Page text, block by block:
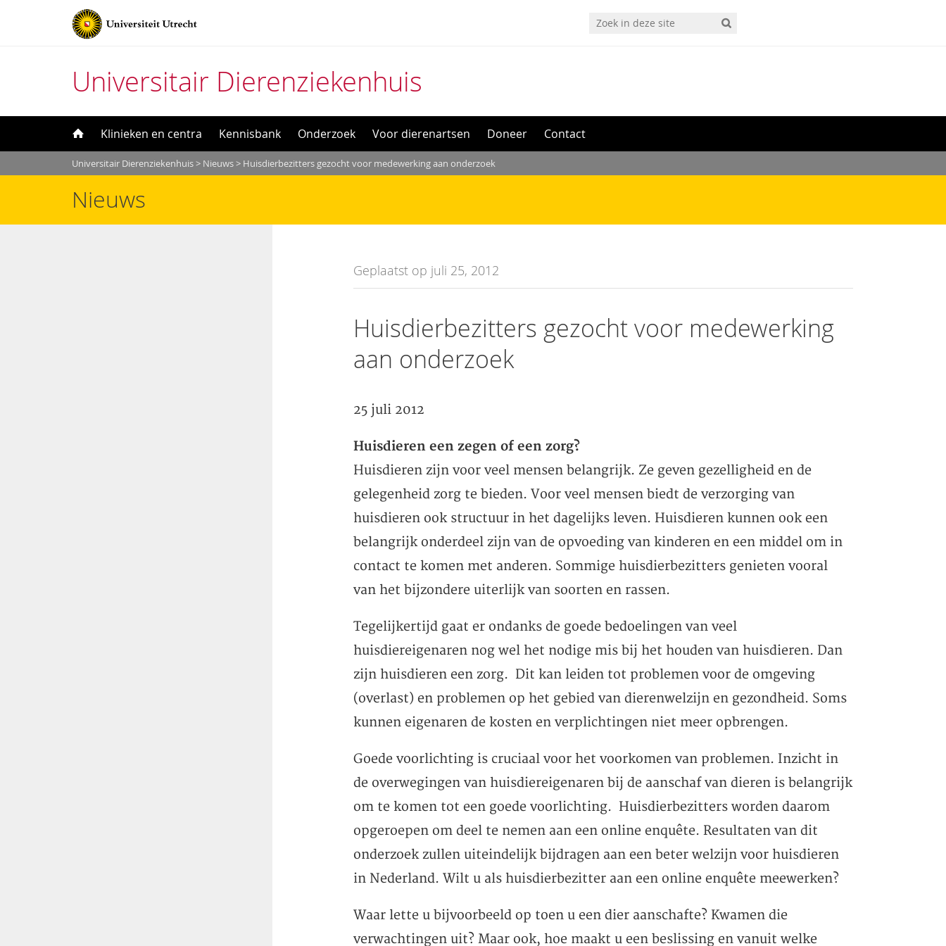
Universitair Dierenziekenhuis
naar
het
Klinieken en centra Kennisbank Onderzoek Voor dierenartsen Doneer Contact
Universitair Dierenziekenhuis> Nieuws> Huisdierbezitters gezocht voor medewerking aan onderzoek
Nieuws
Geplaatst op juli 25, 2012
Huisdierbezitters gezocht voor medewerking
aan onderzoek
25 juli 2012
Huisdieren een zegen of een zorg?
Huisdieren zijn voor veel mensen belangrijk. Ze geven gezelligheid en de
gelegenheid zorg te bieden. Voor veel mensen biedt de verzorging van
huisdieren ook structuur in het dagelijks leven. Huisdieren kunnen ook een
belangrijk onderdeel zijn van de opvoeding van kinderen en een middel om in
contact te komen met anderen. Sommige huisdierbezitters genieten vooral
van het bijzondere uiterlijk van soorten en rassen.
Tegelijkertijd gaat er ondanks de goede bedoelingen van veel
huisdiereigenaren nog wel het nodige mis bij het houden van huisdieren. Dan
zijn huisdieren een zorg. Dit kan leiden tot problemen voor de omgeving
(overlast) en problemen op het gebied van dierenwelzijn en gezondheid. Soms
kunnen eigenaren de kosten en verplichtingen niet meer opbrengen.
Goede voorlichting is cruciaal voor het voorkomen van problemen. Inzicht in
de overwegingen van huisdiereigenaren bij de aanschaf van dieren is belangrijk
om te komen tot een goede voorlichting. Huisdierbezitters worden daarom
opgeroepen om deel te nemen aan een online enquête. Resultaten van dit
onderzoek zullen uiteindelijk bijdragen aan een beter welzijn voor huisdieren
in Nederland. Wilt u als huisdierbezitter aan een online enquête meewerken?
Waar lette u bijvoorbeeld op toen u een dier aanschafte? Kwamen die
verwachtingen uit? Maar ook, hoe maakt u een beslissing en vanuit welke